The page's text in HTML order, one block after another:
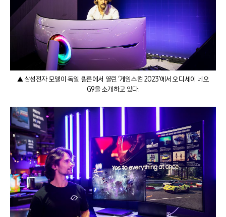
▲ 삼성전자 모델이 독일 쾰른에서 열린 ‘게임스컴 2023’에서 오디세이 네오
G9을 소개하고 있다.